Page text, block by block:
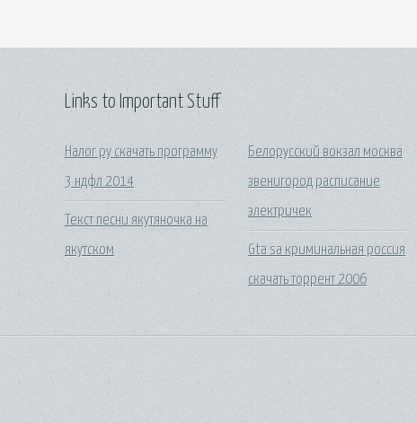
Links to Important Stuff
Налог ру скачать программу
3 ндфл 2014
Текст песни якутяночка на
якутском
Белорусский вокзал москва
звенигород расписание
электричек
Gta sa криминальная россия
скачать торрент 2006